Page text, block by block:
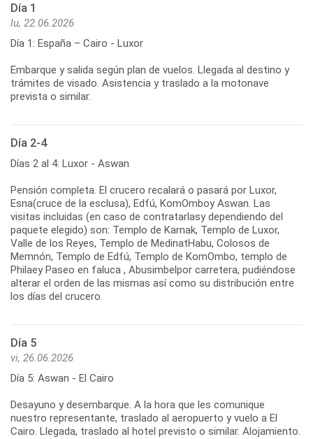
Día 1
lu, 22.06.2026
Día 1: España – Cairo - Luxor
Embarque y salida según plan de vuelos. Llegada al destino y
trámites de visado. Asistencia y traslado a la motonave
prevista o similar.
Día 2-4
Días 2 al 4: Luxor - Aswan
Pensión completa. El crucero recalará o pasará por Luxor,
Esna(cruce de la esclusa), Edfú, KomOmboy Aswan. Las
visitas incluidas (en caso de contratarlasy dependiendo del
paquete elegido) son: Templo de Karnak, Templo de Luxor,
Valle de los Reyes, Templo de MedinatHabu, Colosos de
Memnón, Templo de Edfú, Templo de KomOmbo, templo de
Philaey Paseo en faluca , Abusimbelpor carretera, pudiéndose
alterar el orden de las mismas así como su distribución entre
los días del crucero.
Día 5
vi, 26.06.2026
Día 5: Aswan - El Cairo
Desayuno y desembarque. A la hora que les comunique
nuestro representante, traslado al aeropuerto y vuelo a El
Cairo. Llegada, traslado al hotel previsto o similar. Alojamiento.